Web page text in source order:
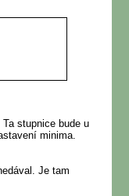
stupnice bude u
minima.
Je tam